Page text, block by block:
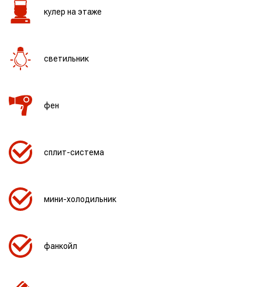
кулер на этаже
светильник
фен
сплит-система
мини-холодильник
фанкойл